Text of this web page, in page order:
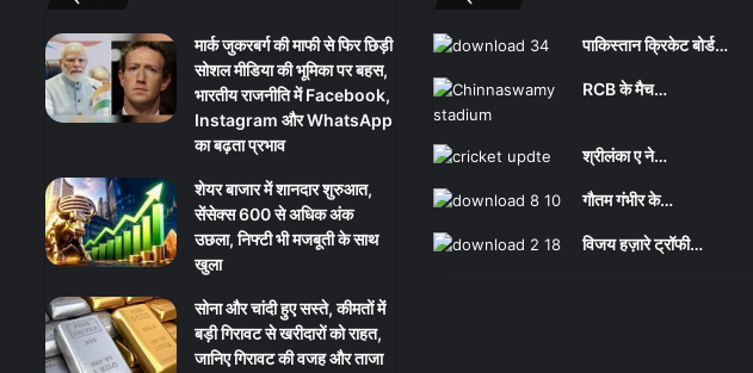
मार्क जुकरबर्ग की माफी से फिर छिड़ी
सोशल मीडिया की भूमिका पर बहस,
भारतीय राजनीति में Facebook,
Instagram और WhatsApp
का बढ़ता प्रभाव
शेयर बाजार में शानदार शुरुआत,
सेंसेक्स 600 से अधिक अंक
उछला, निफ्टी भी मजबूती के साथ
खुला
सोना और चांदी हुए सस्ते, कीमतों में
बड़ी गिरावट से खरीदारों को राहत,
जानिए गिरावट की वजह और ताजा
पाकिस्तान क्रिकेट बोर्ड…
RCB के मैच…
श्रीलंका ए ने…
गौतम गंभीर के…
विजय हज़ारे ट्रॉफी…